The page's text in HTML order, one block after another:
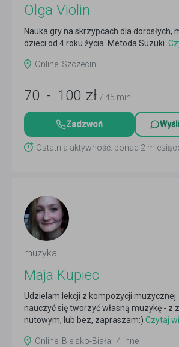
Olga Violin
Nauka gry na skrzypcach dla dorosłych,
dzieci od 4 roku życia. Metoda Suzuki.
Online, Szczecin
70 - 100 zł / 45 min
Zadzwoń
Ostatnia aktywność: ponad 2
muzyka
Maja Kupiec
Udzielam lekcji z kompozycji
nauczyć się tworzyć własną muzykę - z
nutowym, lub bez, zapraszam:) Czytaj
Online, Bielsko-Biała i 4 inne